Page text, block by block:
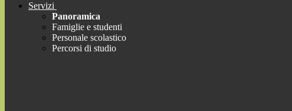
Servizi
Panoramica
Famiglie e studenti
Personale scolastico
Percorsi di studio